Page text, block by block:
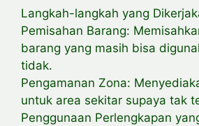
Langkah-langkah yang
Pemisahan Barang:
barang yang masih bisa
tidak.
Pengamanan Zona:
untuk area sekitar supaya tak
Penggunaan Perlengkapan